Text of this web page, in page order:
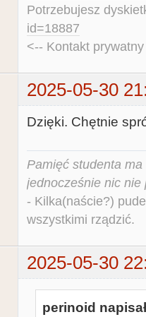
Potrzebujesz
id=18887
<-- Kontakt
2025-05-30
Dzięki. Chętnie
Pamięć studenta
jednocześnie nic nie
- Kilka(naście?)
wszystkimi rządzić.
2025-05-30
perinoid